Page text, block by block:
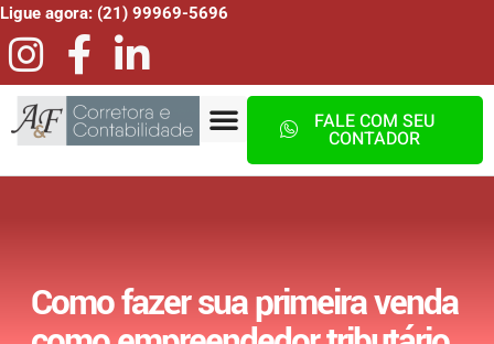
Ligue agora: (21) 99969-5696
FALE COM SEU
CONTADOR
Como fazer sua primeira venda